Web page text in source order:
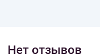
Нет отзывов